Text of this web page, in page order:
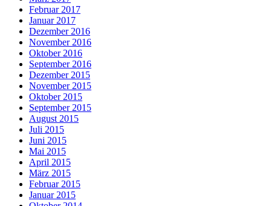
Februar 2017
Januar 2017
Dezember 2016
November 2016
Oktober 2016
September 2016
Dezember 2015
November 2015
Oktober 2015
September 2015
August 2015
Juli 2015
Juni 2015
Mai 2015
April 2015
März 2015
Februar 2015
Januar 2015